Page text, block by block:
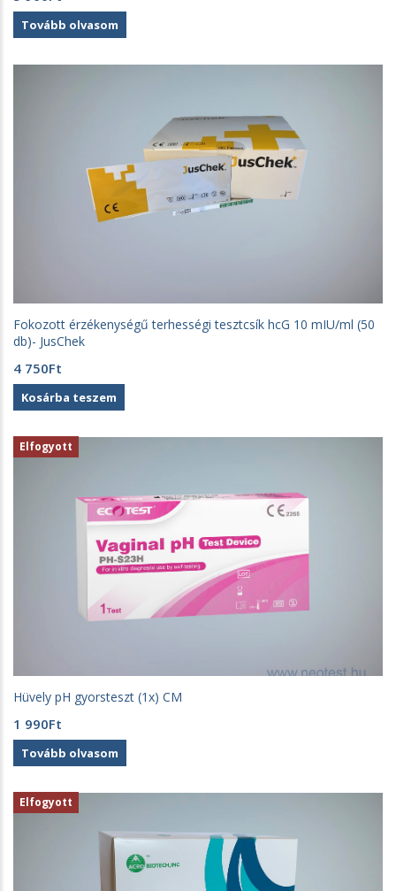
Tovább olvasom
Fokozott érzékenységű terhességi tesztcsík hcG 10 mIU/ml (50
db)- JusChek
4 750Ft
Kosárba teszem
Elfogyott
Hüvely pH gyorsteszt (1x) CM
1 990Ft
Tovább olvasom
Elfogyott